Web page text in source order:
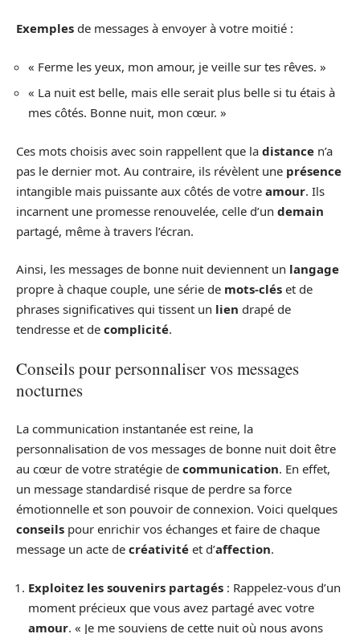
Exemples de messages à envoyer à votre moitié :
« Ferme les yeux, mon amour, je veille sur tes rêves. »
« La nuit est belle, mais elle serait plus belle si tu étais à
mes côtés. Bonne nuit, mon cœur. »
Ces mots choisis avec soin rappellent que la distance n’a
pas le dernier mot. Au contraire, ils révèlent une présence
intangible mais puissante aux côtés de votre amour. Ils
incarnent une promesse renouvelée, celle d’un demain
partagé, même à travers l’écran.
Ainsi, les messages de bonne nuit deviennent un langage
propre à chaque couple, une série de mots-clés et de
phrases significatives qui tissent un lien drapé de
tendresse et de complicité.
Conseils pour personnaliser vos messages
nocturnes
La communication instantanée est reine, la
personnalisation de vos messages de bonne nuit doit être
au cœur de votre stratégie de communication. En effet,
un message standardisé risque de perdre sa force
émotionnelle et son pouvoir de connexion. Voici quelques
conseils pour enrichir vos échanges et faire de chaque
message un acte de créativité et d’affection.
Exploitez les souvenirs partagés : Rappelez-vous d’un
moment précieux que vous avez partagé avec votre
amour. « Je me souviens de cette nuit où nous avons